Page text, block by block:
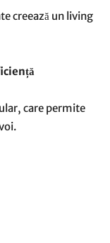
creează un living
care permite